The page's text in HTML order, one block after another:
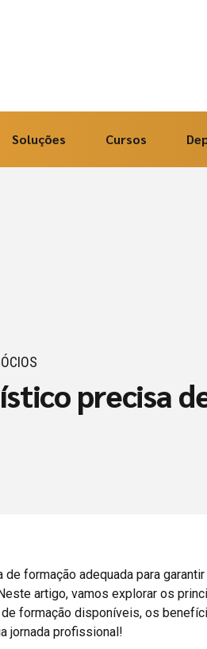
Soluções Cursos
precisa
formação adequada para
artigo, vamos explorar os
formação disponíveis, os
jornada profissional!